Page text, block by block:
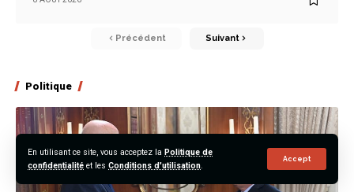
En utilisant ce site, vous acceptez la Politique de
confidentialité et les Conditions d'utilisation.
Accept
Précédent Suivant
Politique